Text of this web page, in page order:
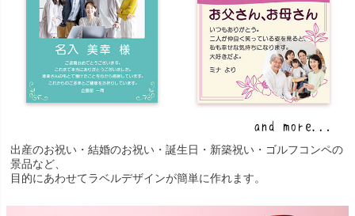
出産のお祝い・結婚のお祝い・誕生日・新築祝い・ゴルフコンペの
景品など、
目的にあわせてラベルデザインが簡単に作れます。